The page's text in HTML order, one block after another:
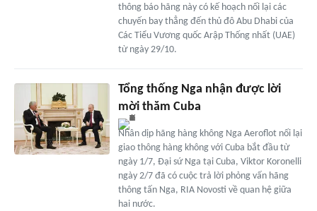
thông báo hãng này có kế hoạch nối lại các
chuyến bay thẳng đến thủ đô Abu Dhabi của
Các Tiểu Vương quốc Arập Thống nhất (UAE)
từ ngày 29/10.
Tổng thống Nga nhận được lời
mời thăm Cuba
Nhân dịp hãng hàng không Nga Aeroflot nối lại
giao thông hàng không với Cuba bắt đầu từ
ngày 1/7, Đại sứ Nga tại Cuba, Viktor Koronelli
ngày 2/7 đã có cuộc trả lời phỏng vấn hãng
thông tấn Nga, RIA Novosti về quan hệ giữa
hai nước.